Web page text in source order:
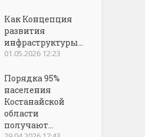
Как Концепция
развития
инфраструктуры...
01.05.2026 12:23
Порядка 95%
населения
Костанайской
области
получают...